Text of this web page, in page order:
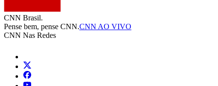
CNN Brasil.
Pense bem, pense CNN.CNN AO VIVO
CNN Nas Redes